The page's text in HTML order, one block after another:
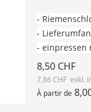
-
-
- einpressen
8,50 CHF
7,86 CHF
À partir de